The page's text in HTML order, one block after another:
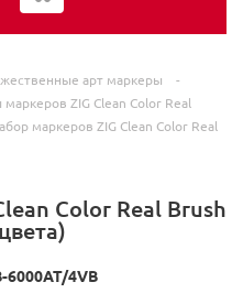
арт маркеры
-
ZIG Clean Color Real
маркеров ZIG Clean Color Real
Color Real Brush
6000AT/4VB